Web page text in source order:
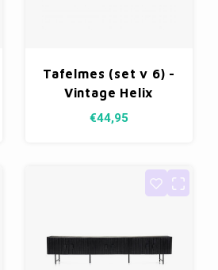
Tafelmes (set v 6) -
Vintage Helix
€44,95